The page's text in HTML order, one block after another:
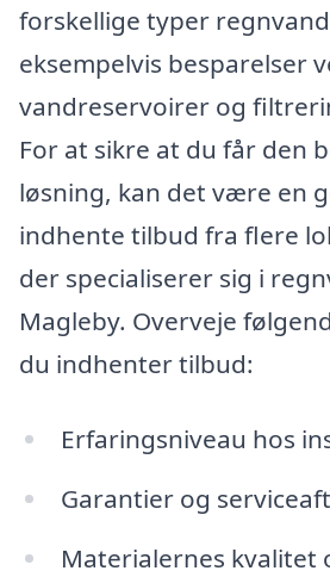
forskellige typer
eksempelvis besparelser
vandreservoirer og
For at sikre at du får den
løsning, kan det være en
indhente tilbud fra flere
der specialiserer sig i
Magleby. Overveje
du indhenter tilbud:
Erfaringsniveau hos
Garantier og
Materialernes kvalitet